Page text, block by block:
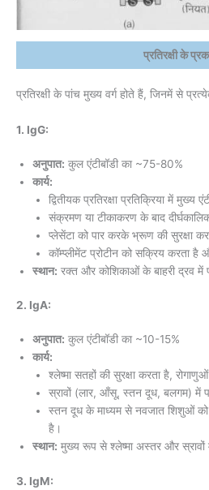
प्रतिरक्षी के
प्रतिरक्षी के पांच मुख्य वर्ग होते हैं, जिनमें से
1. IgG:
अनुपात: कुल एंटीबॉडी का ~75-80%
कार्य:
द्वितीयक प्रतिरक्षा प्रतिक्रिया में मुख्य
संक्रमण या टीकाकरण के बाद
प्लेसेंटा को पार करके भ्रूण की सुरक्षा
कॉम्प्लीमेंट प्रोटीन को सक्रिय करता है
स्थान: रक्त और कोशिकाओं के बाहरी द्रव में
2. IgA:
अनुपात: कुल एंटीबॉडी का ~10-15%
कार्य:
श्लेष्मा सतहों की सुरक्षा करता है,
स्रावों (लार, आँसू, स्तन दूध, बलगम) में
स्तन दूध के माध्यम से नवजात शिशुओं को
है।
स्थान: मुख्य रूप से श्लेष्मा अस्तर और स्रावों
3. IgM: